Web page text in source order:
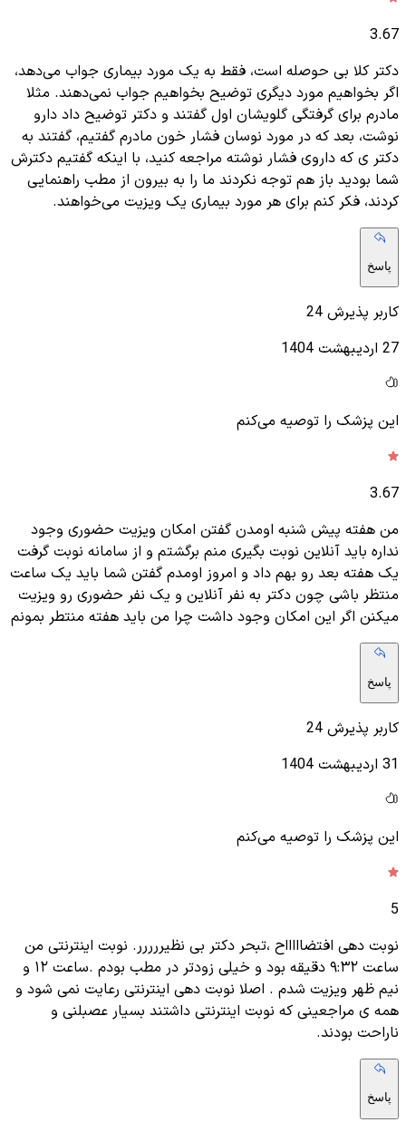
3.67
دکتر کلا بی حوصله است، فقط به یک مورد بیماری جواب می‌دهد،
اگر بخواهیم مورد دیگری توضیح بخواهیم جواب نمی‌دهند. مثلا
مادرم برای گرفتگی گلویشان اول گفتند و دکتر توضیح داد دارو
نوشت، بعد که در مورد نوسان فشار خون مادرم گفتیم، گفتند به
دکتر ی که داروی فشار نوشته مراجعه کنید، با اینکه گفتیم دکترش
شما بودید باز هم توجه نکردند ما را به بیرون از مطب راهنمایی
کردند، فکر کنم برای هر مورد بیماری یک ویزیت می‌خواهند.
پاسخ
کاربر پذیرش 24
27 اردیبهشت 1404
این پزشک را توصیه می‌کنم
3.67
من هفته پیش شنبه اومدن گفتن امکان ویزیت حضوری وجود
نداره باید آنلاین نوبت بگیری منم برگشتم و از سامانه نوبت گرفت
یک هفته بعد رو بهم داد و امروز اومدم گفتن شما باید یک ساعت
منتظر باشی چون دکتر به نفر آنلاین و یک نفر حضوری رو ویزیت
میکنن اگر این امکان وجود داشت چرا من باید هفته منتطر بمونم
پاسخ
کاربر پذیرش 24
31 اردیبهشت 1404
این پزشک را توصیه می‌کنم
5
نوبت دهی افتضاااااح ،تبحر دکتر بی نظیررررر. نوبت اینترنتی من
ساعت ۹:۳۲ دقیقه بود و خیلی زودتر در مطب بودم .ساعت ۱۲ و
نیم ظهر ویزیت شدم . اصلا نوبت دهی اینترنتی رعایت نمی شود و
همه ی مراجعینی که نوبت اینترنتی داشتند بسیار عصبلنی و
ناراحت بودند.
پاسخ